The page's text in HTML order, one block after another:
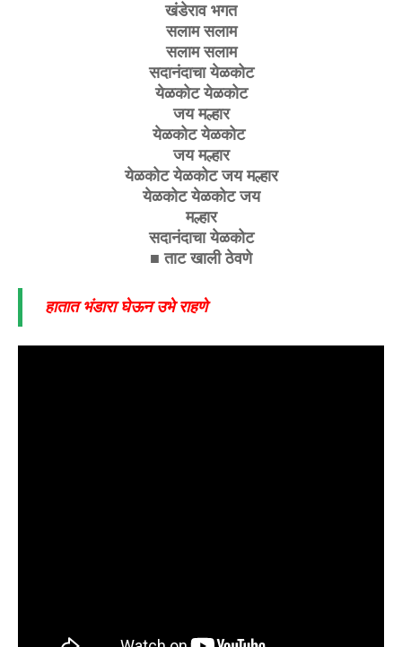
खंडेराव भगत
सलाम सलाम
सलाम सलाम
सदानंदाचा येळकोट
येळकोट येळकोट
जय मल्हार
येळकोट येळकोट
जय मल्हार
येळकोट येळकोट जय मल्हार
येळकोट येळकोट जय
मल्हार
सदानंदाचा येळकोट
■ ताट खाली ठेवणे
हातात भंडारा घेऊन उभे राहणे